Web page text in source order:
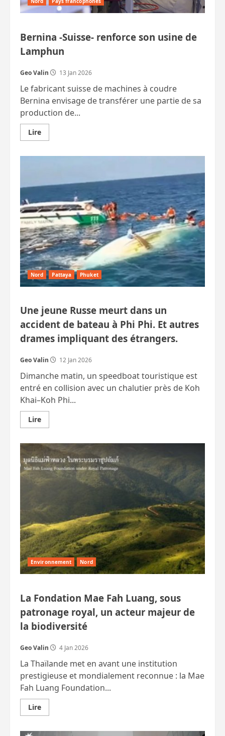
Bernina -Suisse- renforce son usine de
Lamphun
Geo Valin 13 Jan 2026
Le fabricant suisse de machines à coudre
Bernina envisage de transférer une partie de sa
production de...
LireEn
savoir
son
de
Lamphun
Nord Pattaya Phuket
Une jeune Russe meurt dans un
accident de bateau à Phi Phi. Et autres
drames impliquant des étrangers.
Geo Valin 12 Jan 2026
Dimanche matin, un speedboat touristique est
entré en collision avec un chalutier près de Koh
Khai–Koh Phi...
LireEn
savoir
Une
jeune
Russe
meurt
dans
un
bateau
à
Phi
Phi.
Et
autres
drames
impliquant
des
étrangers.
Environnement Nord
La Fondation Mae Fah Luang, sous
patronage royal, un acteur majeur de
la biodiversité
Geo Valin 4 Jan 2026
La Thaïlande met en avant une institution
prestigieuse et mondialement reconnue : la Mae
Fah Luang Foundation...
LireEn
savoir